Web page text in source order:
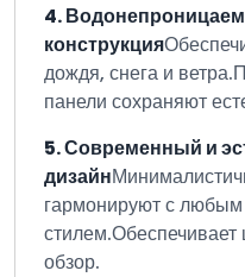
4.
конструкция
дождя, снега и ветра.
панели сохраняют
5. Современный и
дизайн
гармонируют с
стилем.
обзор.